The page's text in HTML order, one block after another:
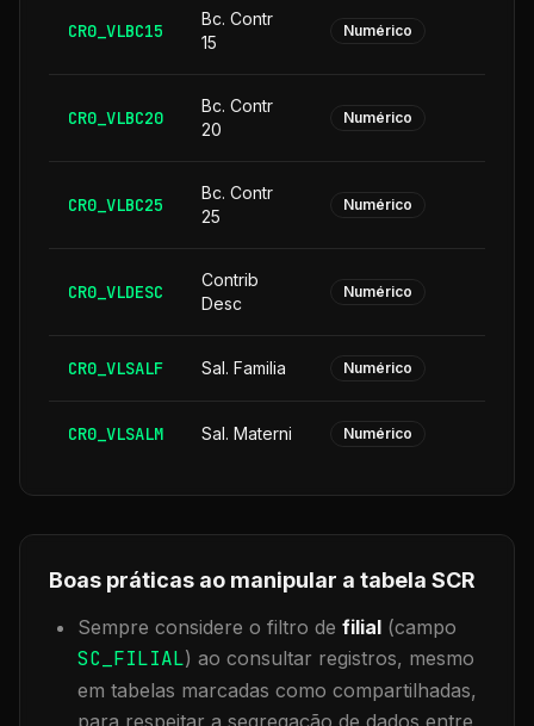
CR0_VLBC15
Bc. Contr
15
Numérico
CR0_VLBC20
Bc. Contr
20
Numérico
CR0_VLBC25
Bc. Contr
25
Numérico
CR0_VLDESC
Contrib
Desc
Numérico
CR0_VLSALF Sal. Familia Numérico
CR0_VLSALM Sal. Materni Numérico
Boas práticas ao manipular a tabela SCR
Sempre considere o filtro de filial (campo
SC_FILIAL) ao consultar registros, mesmo
em tabelas marcadas como compartilhadas,
para respeitar a segregação de dados entre